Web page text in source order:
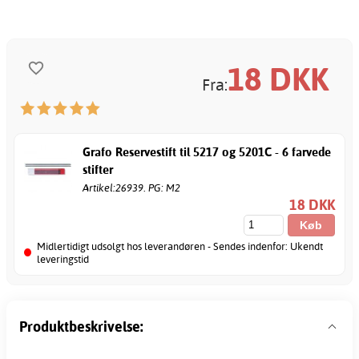
Fra:18 DKK
Grafo Reservestift til 5217 og 5201C - 6 farvede
stifter
Artikel:26939. PG: M2
18 DKK
Midlertidigt udsolgt hos leverandøren - Sendes indenfor: Ukendt
leveringstid
Produktbeskrivelse: